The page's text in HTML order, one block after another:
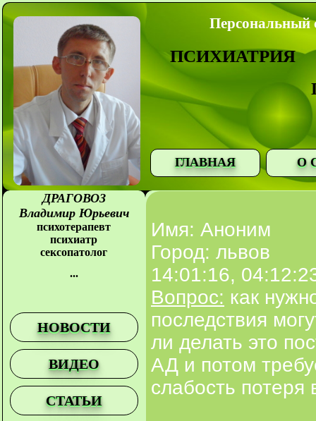
Персональный
ПСИХИАТРИЯ
ГЛАВНАЯ О
ДРАГОВОЗ
Владимир Юрьевич
психотерапевт
психиатр
сексопатолог
...
НОВОСТИ
ВИДЕО
СТАТЬИ
Имя: Аноним
Город: львов
14:01:16,
Вопрос: как
последствия
ли делать это
АД и потом
слабость потеря